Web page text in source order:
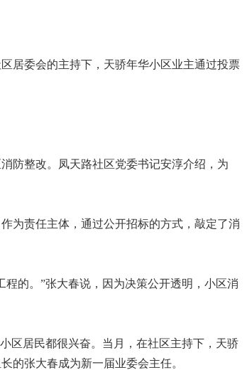
居委会的主持下，天骄年华小区业主通过投票
防整改。凤天路社区党委书记安淳介绍，为
为责任主体，通过公开招标的方式，敲定了消
的。”张大春说，因为决策公开透明，小区消
区居民都很兴奋。当月，在社区主持下，天骄
的张大春成为新一届业委会主任。